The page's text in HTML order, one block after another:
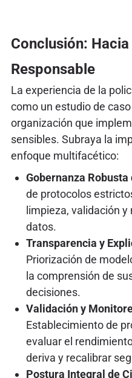
Conclusión:
Responsable
La experiencia de la
como un estudio de
organización que
sensibles. Subraya la
enfoque multifacético:
Gobernanza Robusta
de protocolos
limpieza, validación
datos.
Transparencia y
Priorización de
la comprensión de
decisiones.
Validación y
Establecimiento de
evaluar el
deriva y recalibrar
Postura Integral de